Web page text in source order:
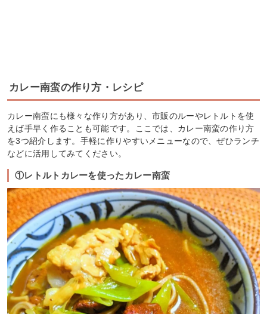
カレー南蛮の作り方・レシピ
カレー南蛮にも様々な作り方があり、市販のルーやレトルトを使
えば手早く作ることも可能です。ここでは、カレー南蛮の作り方
を3つ紹介します。手軽に作りやすいメニューなので、ぜひランチ
などに活用してみてください。
①レトルトカレーを使ったカレー南蛮